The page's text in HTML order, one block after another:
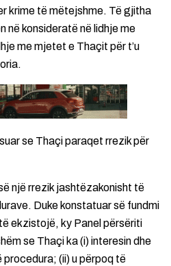
krime të mëtejshme. Të gjitha
në konsideratë në lidhje me
me mjetet e Thaçit për t’u
se Thaçi paraqet rrezik për
një rrezik jashtëzakonisht të
Duke konstatuar së fundmi
ekzistojë, ky Panel përsëriti
se Thaçi ka (i) interesin dhe
(ii) u përpoq të